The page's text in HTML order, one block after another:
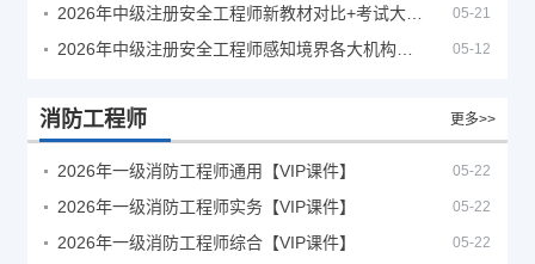
05-21
05-12
消防工程师 更多>>
2026年一级消防工程师通用【VIP课件】 05-22
2026年一级消防工程师实务【VIP课件】 05-22
2026年一级消防工程师综合【VIP课件】 05-22